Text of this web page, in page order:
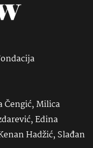
Čengić, Milica
Edina
Hadžić, Slađan